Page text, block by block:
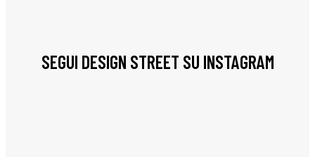
SEGUI DESIGN STREET SU INSTAGRAM